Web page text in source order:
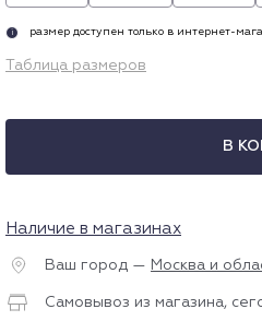
i размер доступен только в интернет-
Таблица размеров
В
Наличие в магазинах
Ваш город — Москва и
Самовывоз из магазина,